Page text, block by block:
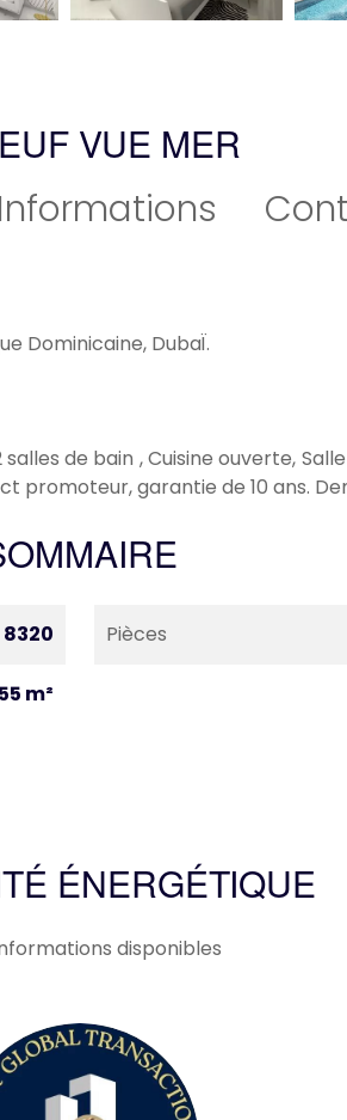
VUE MER
Informations
Dominicaine, DubaÏ.
de bain , Cuisine ouverte,
promoteur, garantie de 10 ans.
8320 Pièces
55 m²
ÉNERGÉTIQUE
disponibles